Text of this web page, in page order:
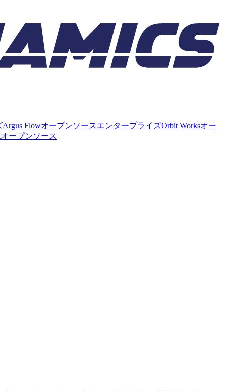
Argus FlowオープンソースエンタープライズOrbit Worksオー
オープンソース